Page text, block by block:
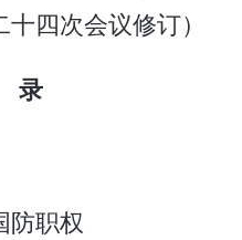
四次会议修订）
职权